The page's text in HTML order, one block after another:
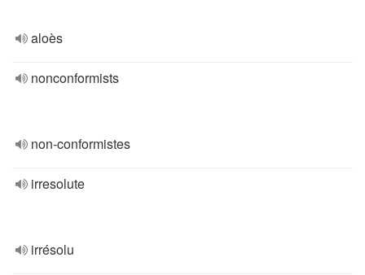
aloès
nonconformists
non-conformistes
irresolute
irrésolu